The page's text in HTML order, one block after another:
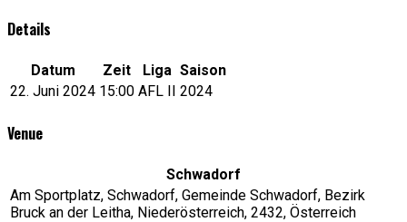
Details
Datum Zeit Liga Saison
22. Juni 2024 15:00 AFL II 2024
Venue
Schwadorf
Am Sportplatz, Schwadorf, Gemeinde Schwadorf, Bezirk
Bruck an der Leitha, Niederösterreich, 2432, Österreich